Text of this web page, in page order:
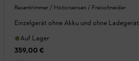
Rasentrimmer / Motorsensen / Freischneider
Einzelgerät ohne Akku und ohne Ladegerät
Auf Lager
359,00 €